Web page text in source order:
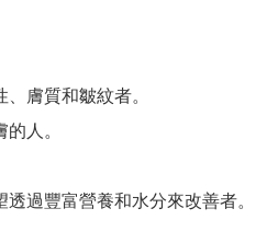
膚質和皺紋者。
人。
過豐富營養和水分來改善者。